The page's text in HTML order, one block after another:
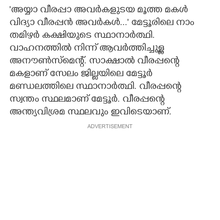
CARTOONS
LITERATURE
ZOOM
CONTACT US
'അയ്യാ വീരപ്പാ അവർകളുടയ മൂത്ത മകൾ
വിദ്യാ വീരപ്പൻ അവർകൾ..." മേട്ടൂരിലെ നാം
തമിഴർ കക്ഷിയുടെ സ്ഥാനാർത്ഥി.
വാഹനത്തിൽ നിന്ന് ആവർത്തിച്ചുള്ള
അനൗൺസ്മെന്റ്. സാക്ഷാൽ വീരപ്പന്റെ
മകളാണ് സേലം ജില്ലയിലെ മേട്ടൂർ
മണ്ഡലത്തിലെ സ്ഥാനാ‌ർത്ഥി. വീരപ്പന്റെ
സ്വന്തം സ്ഥലമാണ് മേട്ടൂർ. വീരപ്പന്റെ
അന്ത്യവിശ്രമ സ്ഥലവും ഇവിടെയാണ്.
ADVERTISEMENT